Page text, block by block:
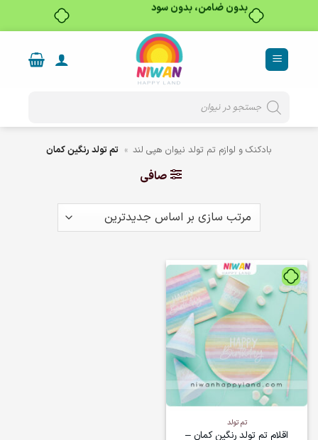
بدون ضامن، بدون سود
content
search
بادکنک و لوازم تم تولد نیوان هپی لند » تم تولد رنگین کمان
صافی
تم تولد
اقلام تم تولد رنگین کمان –